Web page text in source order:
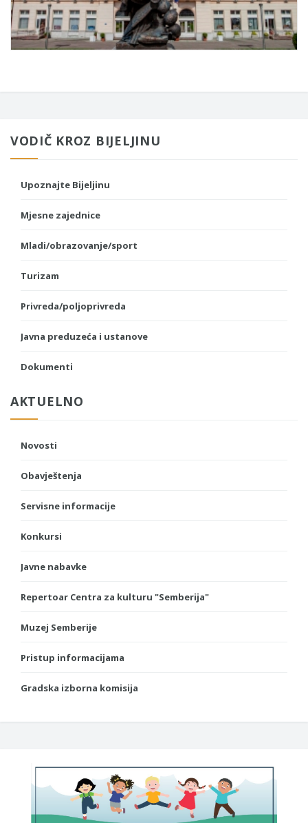
VODIČ KROZ BIJELJINU
Upoznajte Bijeljinu
Mjesne zajednice
Mladi/obrazovanje/sport
Turizam
Privreda/poljoprivreda
Javna preduzeća i ustanove
Dokumenti
AKTUELNO
Novosti
Obavještenja
Servisne informacije
Konkursi
Javne nabavke
Repertoar Centra za kulturu "Semberija"
Muzej Semberije
Pristup informacijama
Gradska izborna komisija